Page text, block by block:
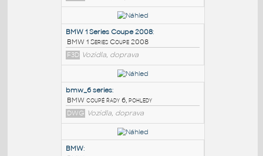
PODOBNÉ BLOKY
bmw Z4 Frente
BMW Z4 Frente
DWG Vozidla, doprava
BMW 1 Series Coupe 2008:
BMW 1 Series Coupe 2008